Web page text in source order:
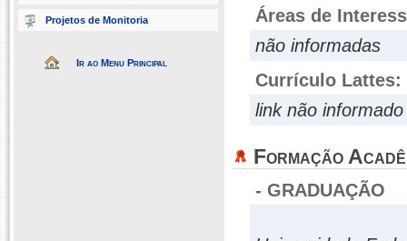
Projetos de Monitoria
Ir ao Menu Principal
Áreas de
não informadas
Currículo Lattes:
link não informado
Formação
- GRADUAÇÃO